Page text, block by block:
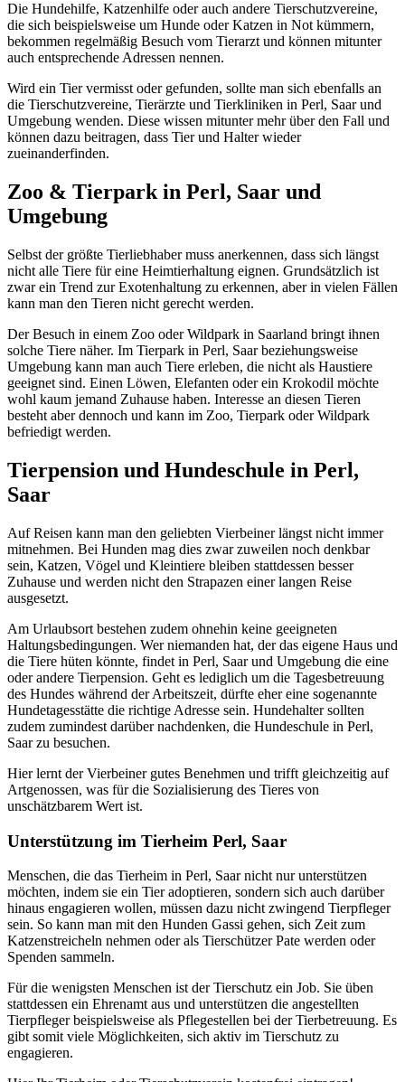
Die Hundehilfe, Katzenhilfe oder auch andere Tierschutzvereine,
die sich beispielsweise um Hunde oder Katzen in Not kümmern,
bekommen regelmäßig Besuch vom Tierarzt und können mitunter
auch entsprechende Adressen nennen.
Wird ein Tier vermisst oder gefunden, sollte man sich ebenfalls an
die Tierschutzvereine, Tierärzte und Tierkliniken in Perl, Saar und
Umgebung wenden. Diese wissen mitunter mehr über den Fall und
können dazu beitragen, dass Tier und Halter wieder
zueinanderfinden.
Zoo & Tierpark in Perl, Saar und
Umgebung
Selbst der größte Tierliebhaber muss anerkennen, dass sich längst
nicht alle Tiere für eine Heimtierhaltung eignen. Grundsätzlich ist
zwar ein Trend zur Exotenhaltung zu erkennen, aber in vielen Fällen
kann man den Tieren nicht gerecht werden.
Der Besuch in einem Zoo oder Wildpark in Saarland bringt ihnen
solche Tiere näher. Im Tierpark in Perl, Saar beziehungsweise
Umgebung kann man auch Tiere erleben, die nicht als Haustiere
geeignet sind. Einen Löwen, Elefanten oder ein Krokodil möchte
wohl kaum jemand Zuhause haben. Interesse an diesen Tieren
besteht aber dennoch und kann im Zoo, Tierpark oder Wildpark
befriedigt werden.
Tierpension und Hundeschule in Perl,
Saar
Auf Reisen kann man den geliebten Vierbeiner längst nicht immer
mitnehmen. Bei Hunden mag dies zwar zuweilen noch denkbar
sein, Katzen, Vögel und Kleintiere bleiben stattdessen besser
Zuhause und werden nicht den Strapazen einer langen Reise
ausgesetzt.
Am Urlaubsort bestehen zudem ohnehin keine geeigneten
Haltungsbedingungen. Wer niemanden hat, der das eigene Haus und
die Tiere hüten könnte, findet in Perl, Saar und Umgebung die eine
oder andere Tierpension. Geht es lediglich um die Tagesbetreuung
des Hundes während der Arbeitszeit, dürfte eher eine sogenannte
Hundetagesstätte die richtige Adresse sein. Hundehalter sollten
zudem zumindest darüber nachdenken, die Hundeschule in Perl,
Saar zu besuchen.
Hier lernt der Vierbeiner gutes Benehmen und trifft gleichzeitig auf
Artgenossen, was für die Sozialisierung des Tieres von
unschätzbarem Wert ist.
Unterstützung im Tierheim Perl, Saar
Menschen, die das Tierheim in Perl, Saar nicht nur unterstützen
möchten, indem sie ein Tier adoptieren, sondern sich auch darüber
hinaus engagieren wollen, müssen dazu nicht zwingend Tierpfleger
sein. So kann man mit den Hunden Gassi gehen, sich Zeit zum
Katzenstreicheln nehmen oder als Tierschützer Pate werden oder
Spenden sammeln.
Für die wenigsten Menschen ist der Tierschutz ein Job. Sie üben
stattdessen ein Ehrenamt aus und unterstützen die angestellten
Tierpfleger beispielsweise als Pflegestellen bei der Tierbetreuung. Es
gibt somit viele Möglichkeiten, sich aktiv im Tierschutz zu
engagieren.